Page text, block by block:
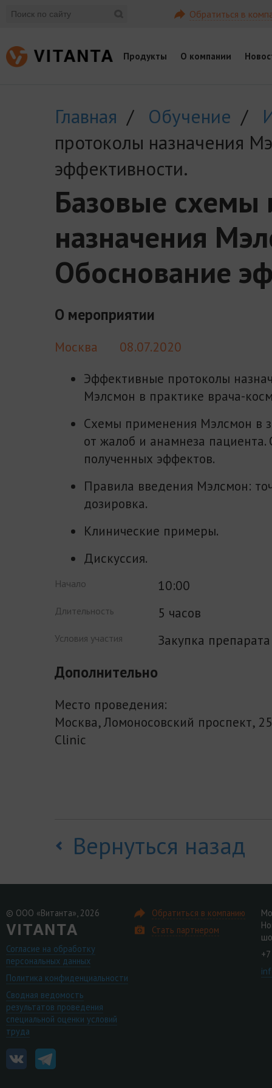
Обратиться в
Продукты О компании
Главная / Обучение /
протоколы назначения
эффективности.
Базовые схемы
назначения
Обоснование
О мероприятии
Москва
08.07.2020
Эффективные протоколы
Мэлсмон в практике врача-
Схемы применения Мэлсмон в
от жалоб и анамнеза пациента.
полученных эффектов.
Правила введения Мэлсмон:
дозировка.
Клинические примеры.
Дискуссия.
Начало 10:00
Длительность 5 часов
Условия участия Закупка
Дополнительно
Место проведения:
Москва, Ломоносовский проспект,
Clinic
Вернуться назад
© ООО «Витанта», 2026
Согласие на обработку
персональных данных
Политика конфиденциальности
Сводная ведомость
результатов проведения
специальной оценки условий
труда
Обратиться в компанию
Стать партнером